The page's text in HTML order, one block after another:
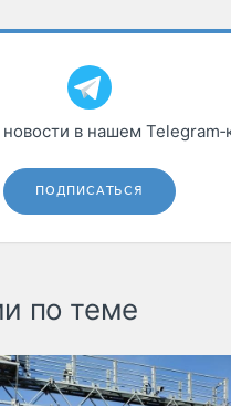
в нашем
ПОДПИСАТЬСЯ
по теме